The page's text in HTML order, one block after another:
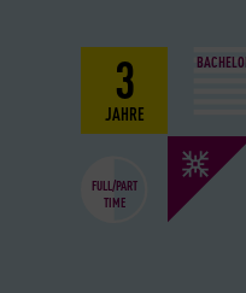
3
JAHRE
FULL/PART
TIME